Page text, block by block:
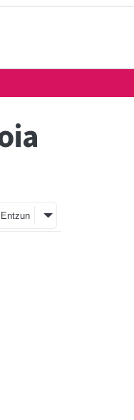
Entzun